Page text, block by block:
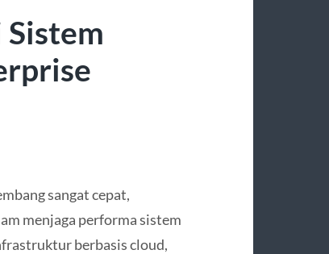
sangat cepat,
menjaga performa sistem
berbasis cloud,